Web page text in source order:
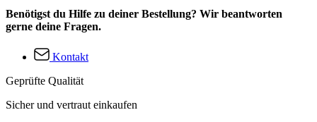
Benötigst du Hilfe zu deiner Bestellung? Wir beantworten
gerne deine Fragen.
Kontakt
Geprüfte Qualität
Sicher und vertraut einkaufen